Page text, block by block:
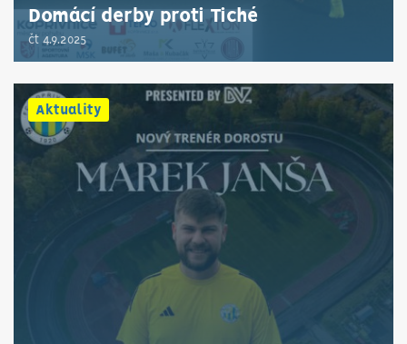
Domácí derby proti Tiché
čt 4.9.2025
Aktuality